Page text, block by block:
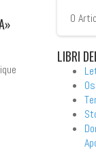
0
LIBRI